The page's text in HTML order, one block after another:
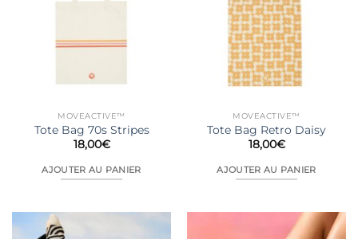
Les
peuvent
choisies
sur
page
du
Les
options
peuvent
être
choisies
sur
page
du
MOVEACTIVE™
Tote Bag 70s Stripes
18,00€
AJOUTER AU PANIER
MOVEACTIVE™
Tote Bag Retro Daisy
18,00€
AJOUTER AU PANIER